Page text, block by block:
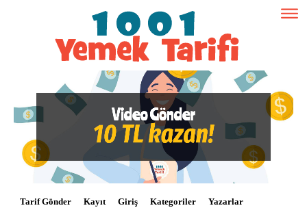
Tarif Gönder Kayıt Giriş Kategoriler Yazarlar